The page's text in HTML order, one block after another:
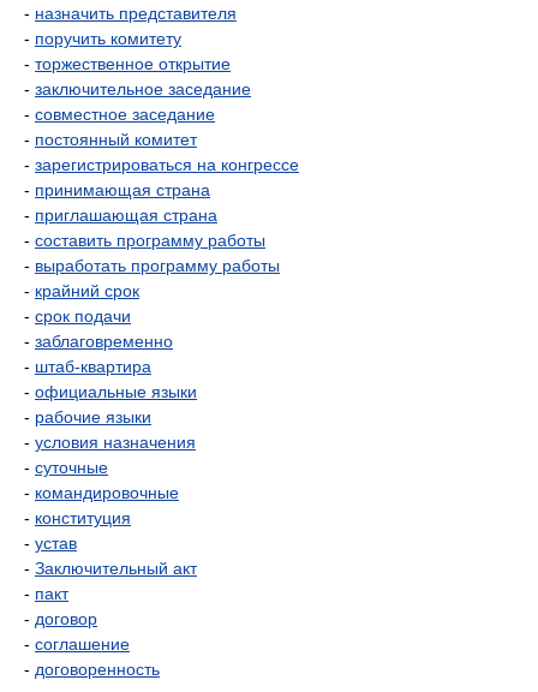
- назначить представителя
- поручить комитету
- торжественное открытие
- заключительное заседание
- совместное заседание
- постоянный комитет
- зарегистрироваться на конгрессе
- принимающая страна
- приглашающая страна
- составить программу работы
- выработать программу работы
- крайний срок
- срок подачи
- заблаговременно
- штаб-квартира
- официальные языки
- рабочие языки
- условия назначения
- суточные
- командировочные
- конституция
- устав
- Заключительный акт
- пакт
- договор
- соглашение
- договоренность